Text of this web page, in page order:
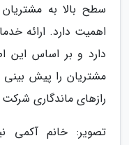
سطح بالا به
اهمیت دارد. ارائه
دارد و بر اساس این
مشتریان را پیش
رازهای ماندگاری